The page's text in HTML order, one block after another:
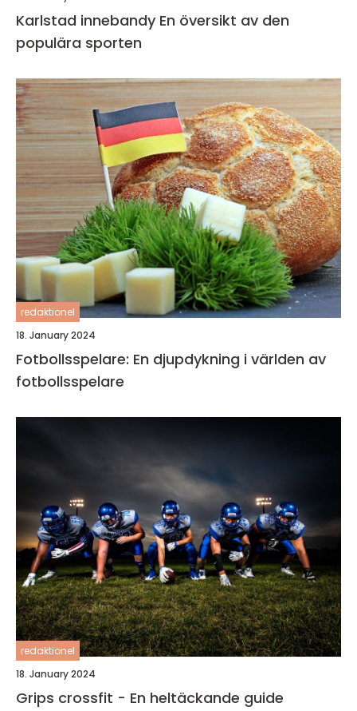
Karlstad innebandy En översikt av den
populära sporten
redaktionel
18. January 2024
Fotbollsspelare: En djupdykning i världen av
fotbollsspelare
redaktionel
18. January 2024
Grips crossfit - En heltäckande guide